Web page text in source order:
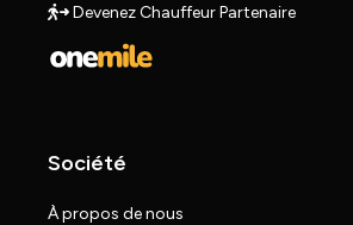
Devenez Chauffeur Partenaire
Société
À propos de nous